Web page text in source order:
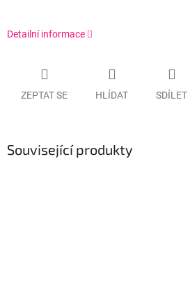
Detailní informace
ZEPTAT SE HLÍDAT SDÍLET
Související produkty